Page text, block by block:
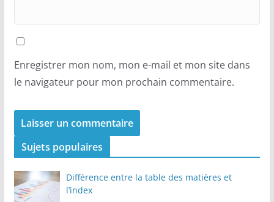
Enregistrer mon nom, mon e-mail et mon site dans
le navigateur pour mon prochain commentaire.
Sujets populaires
Différence entre la table des matières et
l’index